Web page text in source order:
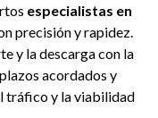
especialistas en
precisión y rapidez.
y la descarga con la
acordados y
tráfico y la viabilidad